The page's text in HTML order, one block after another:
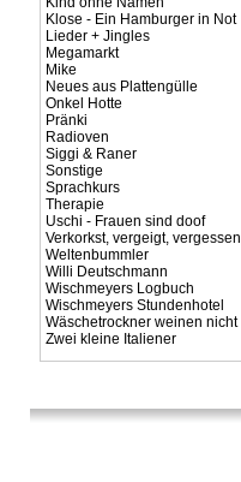
Klose - Ein Hamburger in Not
Lieder + Jingles
Megamarkt
Mike
Neues aus Plattengülle
Onkel Hotte
Pränki
Radioven
Siggi & Raner
Sonstige
Sprachkurs
Therapie
Uschi - Frauen sind doof
Verkorkst, vergeigt, vergessen
Weltenbummler
Willi Deutschmann
Wischmeyers Logbuch
Wischmeyers Stundenhotel
Wäschetrockner weinen nicht
Zwei kleine Italiener